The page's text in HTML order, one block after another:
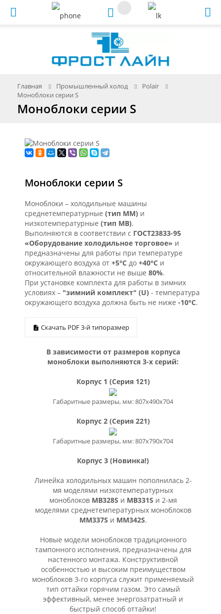
Главная Промышленный холод
Polair
Моноблоки серии S
Моноблоки серии S
Моноблоки серии S
Моноблоки – холодильные машины
среднетемпературные (тип ММ) и
низкотемпературные (тип МВ).
Выполняются в соответствии с ГОСТ23833-95
«Oборудование холодильное торговое» и
предназначены для работы при температуре
окружающего воздуха от +5°С до +40°С и
относительной влажности не выше 80%.
При установке комплекта для работы в зимних
условиях – "зимний комплект" (U) - температура
окружающего воздуха должна быть не ниже -10°С.
Скачать PDF 3-й типоразмер
В зависимости от размеров корпуса
моноблоки выполняются 3-х серий:
Корпус 1 (Серия 121)
Габаритные размеры, мм: 807х490х704
Корпус 2 (Серия 221)
Габаритные размеры, мм: 807х790х704
Корпус 3 (Новинка!)
Линейка холодильных машин пополнилась 2-
мя моделями низкотемпературных
моноблоков MB328S и МВ331S и 2-мя
моделями среднетемпературных моноблоков
MM337S и MM342S.
Новые модели моноблоков традиционного
тампонного исполнения, предназначены для
настенного монтажа. Конструктивной
особенностью и высоким преимуществом
моноблоков 3-го корпуса служит применяемый
тип оттайки горячим газом. Это самый
эффективный, менее энергозатратный и
быстрый способ оттайки!